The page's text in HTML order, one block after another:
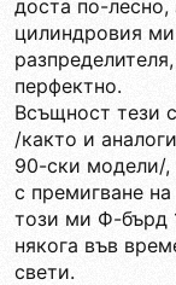
доста по-
цилиндровия
перфектно.
Всъщност тези
/както и
90-ски модели/
с премигване
този ми Ф-бърд
някога във
свети.